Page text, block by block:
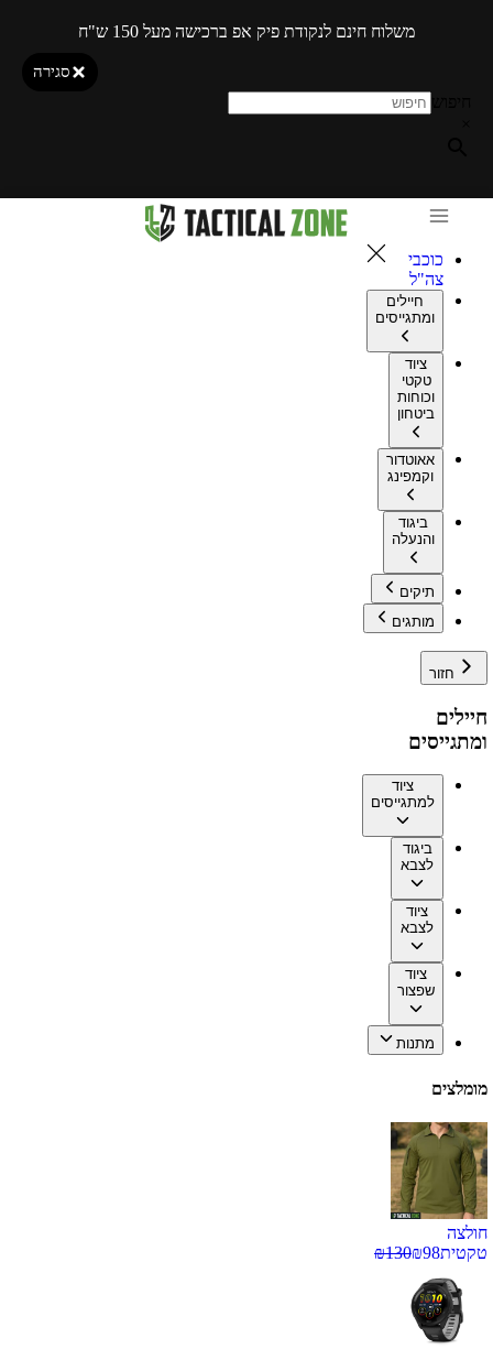
משלוח חינם לנקודת פיק אפ ברכישה מעל 150 ש"ח
סגירה
כוכבי
צה"ל
חיילים
ומתגייסים
ציוד
טקטי
וכוחות
ביטחון
אאוטדור
וקמפינג
ביגוד
והנעלה
תיקים
מותגים
חזור
חיילים
ומתגייסים
ציוד
למתגייסים
ביגוד
לצבא
ציוד
לצבא
ציוד
שפצור
מתנות
מומלצים
חולצה
טקטית
₪98
₪130